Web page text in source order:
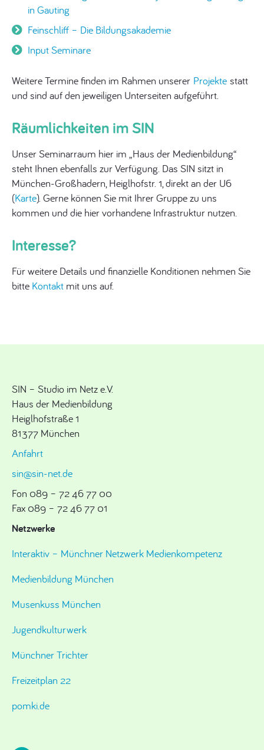
in Gauting
Feinschliff – Die Bildungsakademie
Input Seminare
Weitere Termine finden im Rahmen unserer Projekte statt
und sind auf den jeweiligen Unterseiten aufgeführt.
Räumlichkeiten im SIN
Unser Seminarraum hier im „Haus der Medienbildung“
steht Ihnen ebenfalls zur Verfügung. Das SIN sitzt in
München-Großhadern, Heiglhofstr. 1, direkt an der U6
(Karte). Gerne können Sie mit Ihrer Gruppe zu uns
kommen und die hier vorhandene Infrastruktur nutzen.
Interesse?
Für weitere Details und finanzielle Konditionen nehmen Sie
bitte Kontakt mit uns auf.
SIN – Studio im Netz e.V.
Haus der Medienbildung
Heiglhofstraße 1
81377 München
Anfahrt
sin@sin-net.de
Fon 089 – 72 46 77 00
Fax 089 – 72 46 77 01
Netzwerke
Interaktiv – Münchner Netzwerk Medienkompetenz
Medienbildung München
Musenkuss München
Jugendkulturwerk
Münchner Trichter
Freizeitplan 22
pomki.de